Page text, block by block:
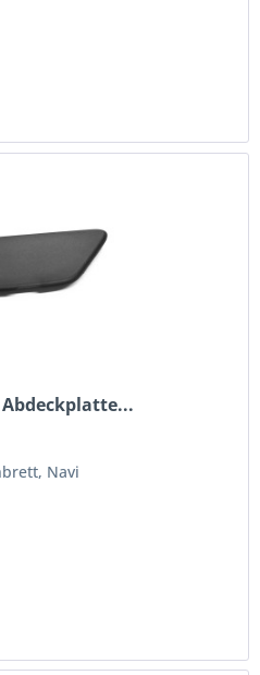
Abdeckplatte...
Navi